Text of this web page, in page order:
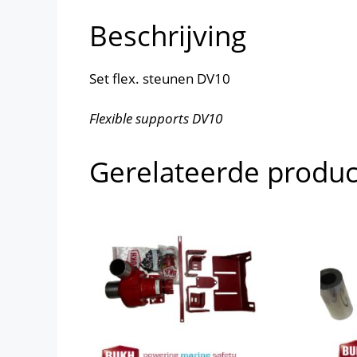
Beschrijving
Set flex. steunen DV10
Flexible supports DV10
Gerelateerde